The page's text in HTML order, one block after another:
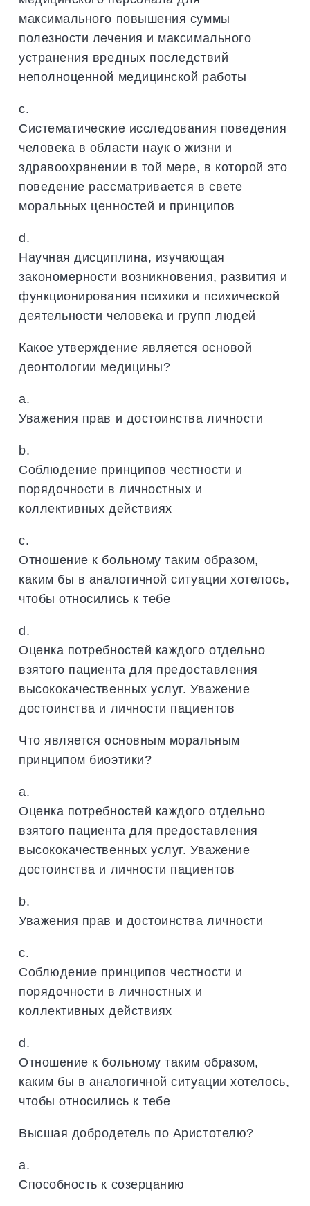
максимального повышения суммы
полезности лечения и максимального
устранения вредных последствий
неполноценной медицинской работы
c.
Систематические исследования поведения
человека в области наук о жизни и
здравоохранении в той мере, в которой это
поведение рассматривается в свете
моральных ценностей и принципов
d.
Научная дисциплина, изучающая
закономерности возникновения, развития и
функционирования психики и психической
деятельности человека и групп людей
Какое утверждение является основой
деонтологии медицины?
a.
Уважения прав и достоинства личности
b.
Соблюдение принципов честности и
порядочности в личностных и
коллективных действиях
c.
Отношение к больному таким образом,
каким бы в аналогичной ситуации хотелось,
чтобы относились к тебе
d.
Оценка потребностей каждого отдельно
взятого пациента для предоставления
высококачественных услуг. Уважение
достоинства и личности пациентов
Что является основным моральным
принципом биоэтики?
a.
Оценка потребностей каждого отдельно
взятого пациента для предоставления
высококачественных услуг. Уважение
достоинства и личности пациентов
b.
Уважения прав и достоинства личности
c.
Соблюдение принципов честности и
порядочности в личностных и
коллективных действиях
d.
Отношение к больному таким образом,
каким бы в аналогичной ситуации хотелось,
чтобы относились к тебе
Высшая добродетель по Аристотелю?
a.
Способность к созерцанию